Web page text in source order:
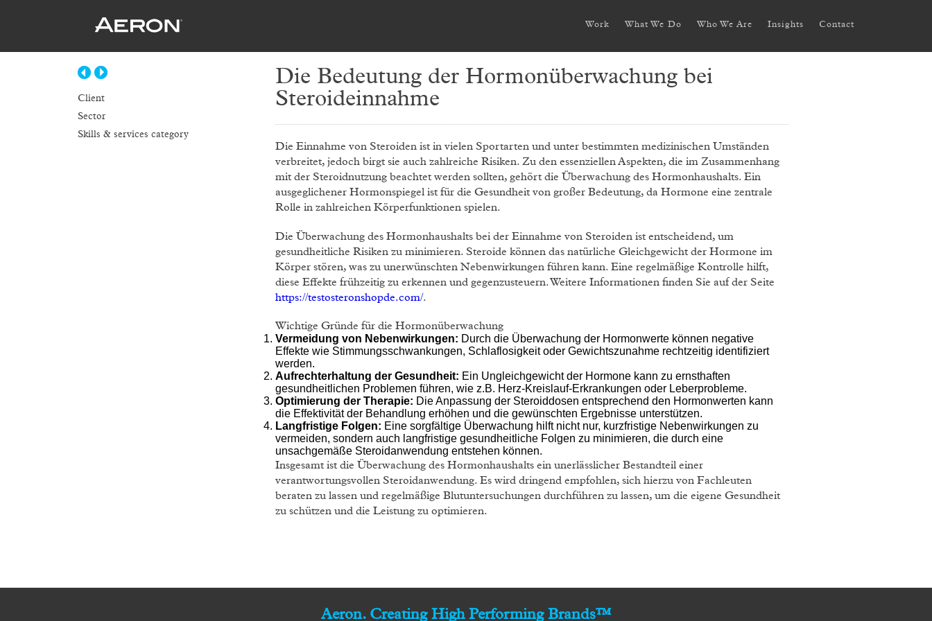
Work What We Do Who We Are Insights Contact
Client
Sector
Skills & services category
Die Bedeutung der Hormonüberwachung bei
Steroideinnahme
Die Einnahme von Steroiden ist in vielen Sportarten und unter bestimmten medizinischen Umständen
verbreitet, jedoch birgt sie auch zahlreiche Risiken. Zu den essenziellen Aspekten, die im Zusammenhang
mit der Steroidnutzung beachtet werden sollten, gehört die Überwachung des Hormonhaushalts. Ein
ausgeglichener Hormonspiegel ist für die Gesundheit von großer Bedeutung, da Hormone eine zentrale
Rolle in zahlreichen Körperfunktionen spielen.
Die Überwachung des Hormonhaushalts bei der Einnahme von Steroiden ist entscheidend, um
gesundheitliche Risiken zu minimieren. Steroide können das natürliche Gleichgewicht der Hormone im
Körper stören, was zu unerwünschten Nebenwirkungen führen kann. Eine regelmäßige Kontrolle hilft,
diese Effekte frühzeitig zu erkennen und gegenzusteuern. Weitere Informationen finden Sie auf der Seite
https://testosteronshopde.com/.
Wichtige Gründe für die Hormonüberwachung
Vermeidung von Nebenwirkungen: Durch die Überwachung der Hormonwerte können negative
Effekte wie Stimmungsschwankungen, Schlaflosigkeit oder Gewichtszunahme rechtzeitig identifiziert
werden.
Aufrechterhaltung der Gesundheit: Ein Ungleichgewicht der Hormone kann zu ernsthaften
gesundheitlichen Problemen führen, wie z.B. Herz-Kreislauf-Erkrankungen oder Leberprobleme.
Optimierung der Therapie: Die Anpassung der Steroiddosen entsprechend den Hormonwerten kann
die Effektivität der Behandlung erhöhen und die gewünschten Ergebnisse unterstützen.
Langfristige Folgen: Eine sorgfältige Überwachung hilft nicht nur, kurzfristige Nebenwirkungen zu
vermeiden, sondern auch langfristige gesundheitliche Folgen zu minimieren, die durch eine
unsachgemäße Steroidanwendung entstehen können.
Insgesamt ist die Überwachung des Hormonhaushalts ein unerlässlicher Bestandteil einer
verantwortungsvollen Steroidanwendung. Es wird dringend empfohlen, sich hierzu von Fachleuten
beraten zu lassen und regelmäßige Blutuntersuchungen durchführen zu lassen, um die eigene Gesundheit
zu schützen und die Leistung zu optimieren.
Aeron. Creating High Performing Brands™